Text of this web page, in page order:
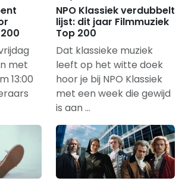
met
13:00
NPO Klassiek verdubbelt
lijst: dit jaar Filmmuziek
Top 200
Dat klassieke muziek
leeft op het witte doek
hoor je bij NPO Klassiek
met een week die gewijd
is aan …